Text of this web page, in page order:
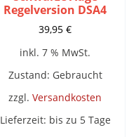
Regelversion DSA4
39,95€
inkl. 7 % MwSt.
Zustand: Gebraucht
zzgl.Versandkosten
Lieferzeit: bis zu 5 Tage